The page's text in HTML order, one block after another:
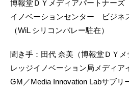
博報堂ＤＹメディアパートナーズ
イノベーションセンター ビジネ
（WiL シリコンバレー駐在）
聞き手：田代 奈美（博報堂ＤＹ
レッジイノベーション局メディア
GM／Media Innovation Labサブリ